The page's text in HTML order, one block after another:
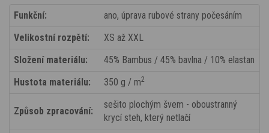
Funkční:
ano, úprava rubové strany počesáním
Velikostní rozpětí:
XS až XXL
Složení materiálu:
45% Bambus / 45% bavlna / 10% elastan
Hustota materiálu:
350 g / m2
Způsob zpracování:
sešito plochým švem - oboustranný
krycí steh, který netlačí